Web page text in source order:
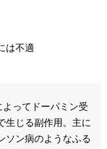
は不適
よってドーパミン受
生じる副作用。主に
ソン病のようなふる